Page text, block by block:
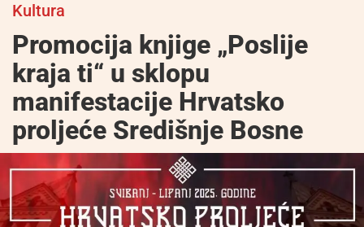
Kultura
Promocija knjige „Poslije
kraja ti“ u sklopu
manifestacije Hrvatsko
proljeće Središnje Bosne